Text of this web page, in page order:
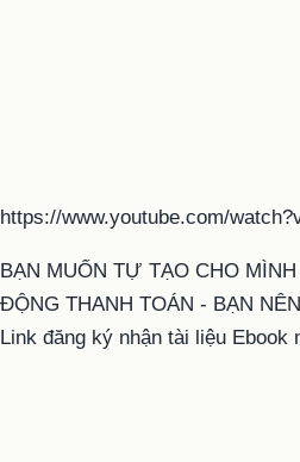
https://www.youtube.com/
BẠN MUỐN TỰ TẠO CHO
ĐỘNG THANH TOÁN - BẠN
Link đăng ký nhận tài liệu Ebook